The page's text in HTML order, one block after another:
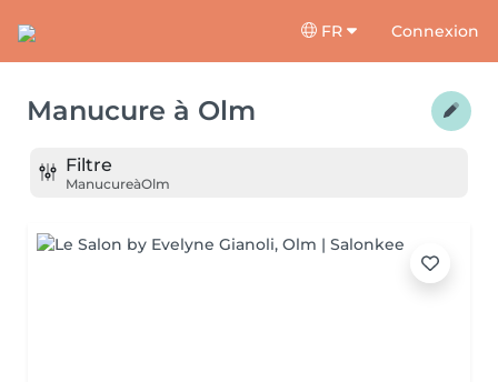
FR Connexion
Manucure à Olm
Filtre
ManucureàOlm